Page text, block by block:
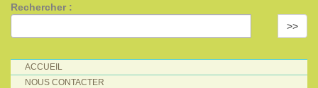
Rechercher :
>>
ACCUEIL
NOUS CONTACTER